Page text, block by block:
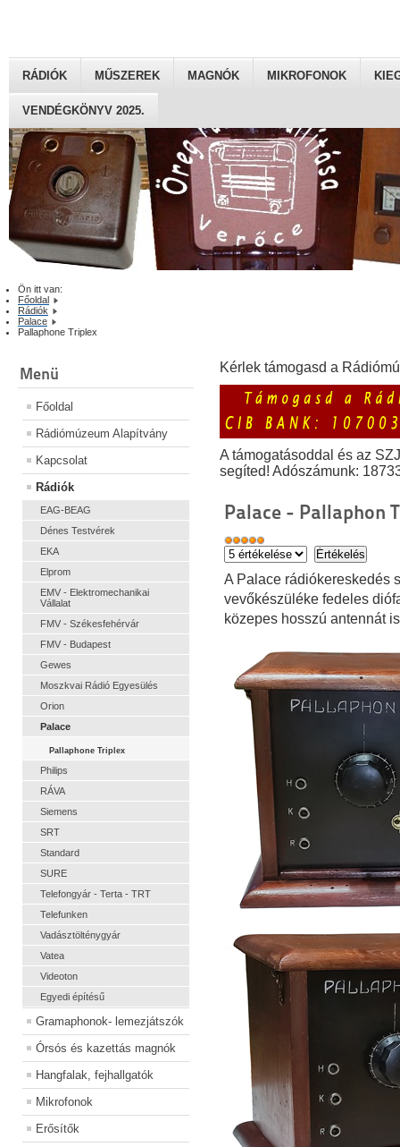
RÁDIÓK MŰSZEREK MAGNÓK MIKROFONOK
VENDÉGKÖNYV 2025.
Ön itt van:
Főoldal
Rádiók
Palace
Pallaphone Triplex
Menü
Főoldal
Rádiómúzeum Alapítvány
Kapcsolat
Rádiók
EAG-BEAG
Dénes Testvérek
EKA
Elprom
EMV - Elektromechanikai
Vállalat
FMV - Székesfehérvár
FMV - Budapest
Gewes
Moszkvai Rádió Egyesülés
Orion
Palace
Pallaphone Triplex
Philips
RÁVA
Siemens
SRT
Standard
SURE
Telefongyár - Terta - TRT
Telefunken
Vadásztölténygyár
Vatea
Videoton
Egyedi építésű
Gramaphonok- lemezjátszók
Órsós és kazettás magnók
Hangfalak, fejhallgatók
Mikrofonok
Erősítők
Kérlek támogasd a
A támogatásoddal és az
segíted! Adószámunk:
Palace - Pallaphon
A Palace rádiókereskedés
vevőkészüléke fedeles
közepes hosszú antennát